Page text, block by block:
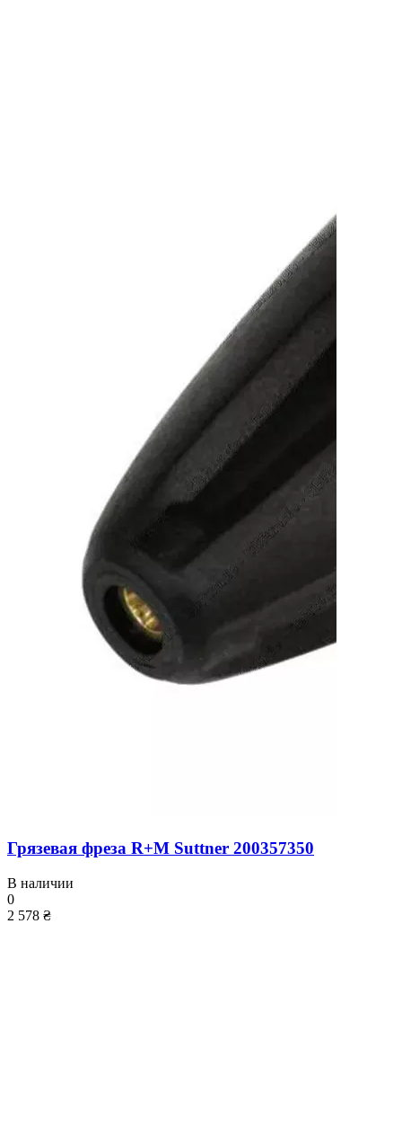
Грязевая фреза R+M Suttner 200357350
В наличии
0
2 578 ₴